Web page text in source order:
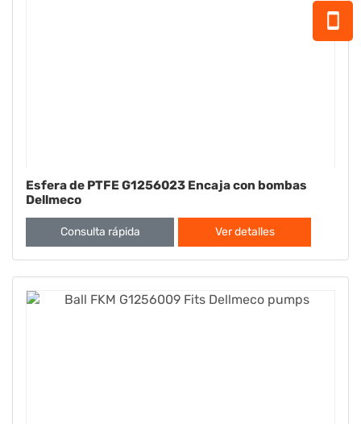
Esfera de PTFE G1256023 Encaja con bombas
Dellmeco
Consulta rápida Ver detalles